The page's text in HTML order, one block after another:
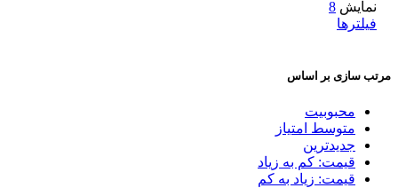
نمایش 8
فیلترها
مرتب سازی بر اساس
محبوبیت
متوسط امتیاز
جدیدترین
قیمت: کم به زیاد
قیمت: زیاد به کم